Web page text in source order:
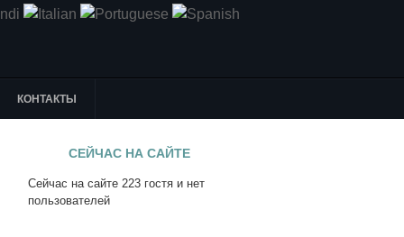
КОНТАКТЫ
СЕЙЧАС НА САЙТЕ
Сейчас на сайте 223 гостя и нет
пользователей